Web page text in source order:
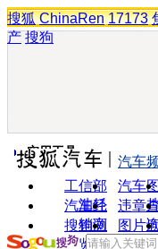
搜狐 ChinaRen 17173
产 搜狗
实用工具
工信部
油耗
汽车图
汽车经
销商
违章
搜狗浏
览器
图片
赏
汽车